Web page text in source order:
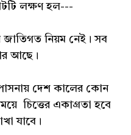
লক্ষণ হল---
নিয়ম নেই। সব
আছে।
দেশ কালের কোন
চিত্তের একাগ্রতা হবে
যাবে।